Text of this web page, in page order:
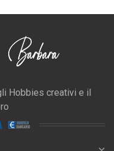
Hobbies creativi e il